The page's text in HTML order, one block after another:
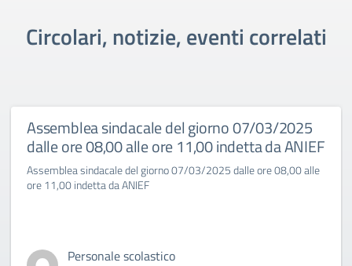
Circolari, notizie, eventi correlati
Assemblea sindacale del giorno 07/03/2025
dalle ore 08,00 alle ore 11,00 indetta da ANIEF
Assemblea sindacale del giorno 07/03/2025 dalle ore 08,00 alle
ore 11,00 indetta da ANIEF
Personale scolastico